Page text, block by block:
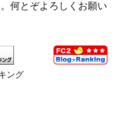
何とぞよろしくお願い
ング